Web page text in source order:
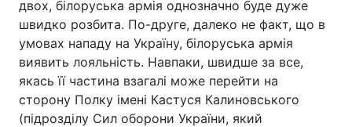
двох, білоруська армія однозначно буде дуже
швидко розбита. По-друге, далеко не факт, що в
умовах нападу на Україну, білоруська армія
виявить лояльність. Навпаки, швидше за все,
якась її частина взагалі може перейти на
сторону Полку імені Кастуся Калиновського
(підрозділу Сил оборони України, який